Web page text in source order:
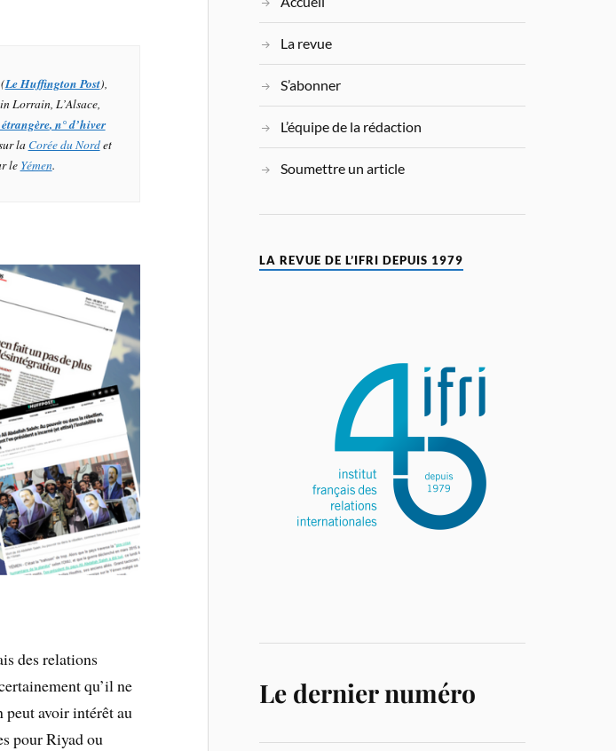
Le Huffington Post),
Lorrain,L’Alsace,
, n° d’hiver
la Corée du Nordet
le Yémen.
des relations
qu’il ne
avoir intérêt au
pour Riyad ou
La revue
S’abonner
L’équipe de la rédaction
Soumettre un article
LA REVUE DE L’IFRI DEPUIS 1979
Le dernier numéro